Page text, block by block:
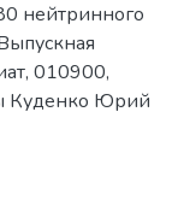
нейтринного
010900,
Куденко Юрий